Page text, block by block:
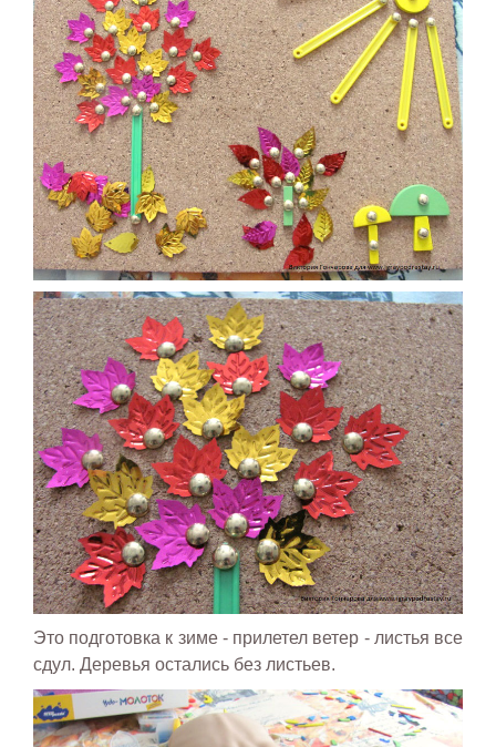
Это подготовка к зиме - прилетел ветер - листья все
сдул. Деревья остались без листьев.